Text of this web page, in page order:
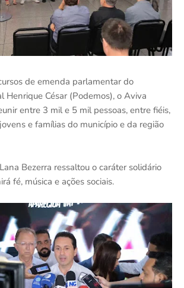
de emenda parlamentar do
Henrique César (Podemos), o Aviva
entre 3 mil e 5 mil pessoas, entre fiéis,
e famílias do município e da região
Bezerra ressaltou o caráter solidário
fé, música e ações sociais.